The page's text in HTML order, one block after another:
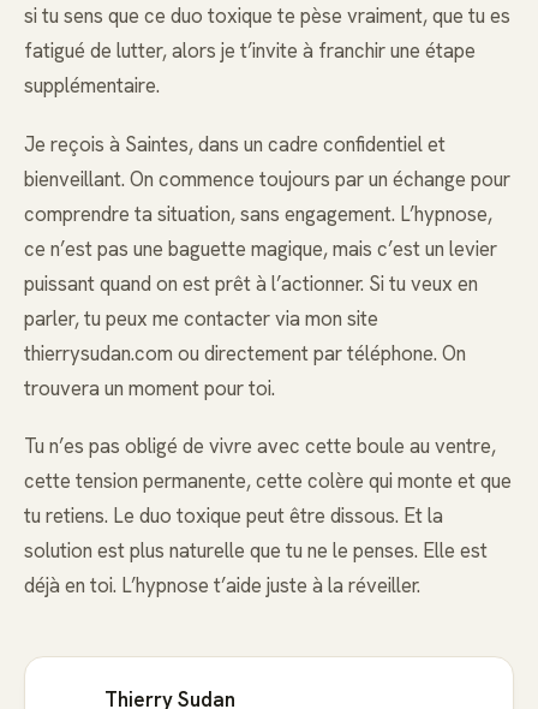
si tu sens que ce duo toxique te pèse vraiment, que tu es
fatigué de lutter, alors je t’invite à franchir une étape
supplémentaire.
Je reçois à Saintes, dans un cadre confidentiel et
bienveillant. On commence toujours par un échange pour
comprendre ta situation, sans engagement. L’hypnose,
ce n’est pas une baguette magique, mais c’est un levier
puissant quand on est prêt à l’actionner. Si tu veux en
parler, tu peux me contacter via mon site
thierrysudan.com ou directement par téléphone. On
trouvera un moment pour toi.
Tu n’es pas obligé de vivre avec cette boule au ventre,
cette tension permanente, cette colère qui monte et que
tu retiens. Le duo toxique peut être dissous. Et la
solution est plus naturelle que tu ne le penses. Elle est
déjà en toi. L’hypnose t’aide juste à la réveiller.
Thierry Sudan